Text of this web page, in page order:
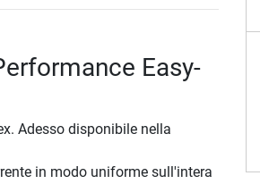
Easy-
Adesso disponibile nella
in modo uniforme sull'intera